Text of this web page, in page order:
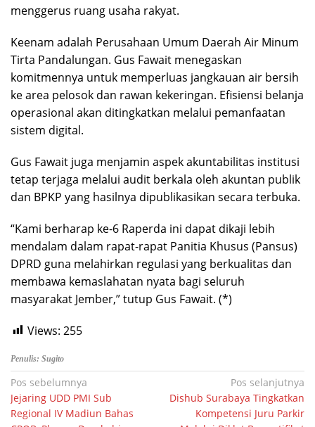
menggerus ruang usaha rakyat.
Keenam adalah Perusahaan Umum Daerah Air Minum
Tirta Pandalungan. Gus Fawait menegaskan
komitmennya untuk memperluas jangkauan air bersih
ke area pelosok dan rawan kekeringan. Efisiensi belanja
operasional akan ditingkatkan melalui pemanfaatan
sistem digital.
Gus Fawait juga menjamin aspek akuntabilitas institusi
tetap terjaga melalui audit berkala oleh akuntan publik
dan BPKP yang hasilnya dipublikasikan secara terbuka.
“Kami berharap ke-6 Raperda ini dapat dikaji lebih
mendalam dalam rapat-rapat Panitia Khusus (Pansus)
DPRD guna melahirkan regulasi yang berkualitas dan
membawa kemaslahatan nyata bagi seluruh
masyarakat Jember,” tutup Gus Fawait. (*)
Views: 255
Penulis: Sugito
Navigasi
pos
Pos sebelumnya
Jejaring UDD PMI Sub
Regional IV Madiun Bahas
Pos selanjutnya
Dishub Surabaya Tingkatkan
Kompetensi Juru Parkir